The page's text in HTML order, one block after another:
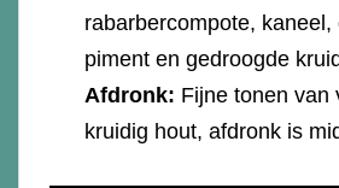
rabarbercompote, kaneel,
piment en gedroogde
Afdronk: Fijne tonen van
kruidig hout, afdronk is